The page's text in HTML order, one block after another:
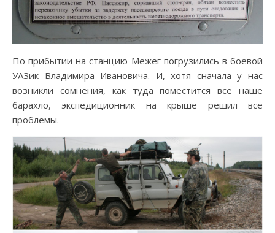
По прибытии на станцию Межег погрузились в боевой
УАЗик Владимира Ивановича. И, хотя сначала у нас
возникли сомнения, как туда поместится все наше
барахло, экспедиционник на крыше решил все
проблемы.